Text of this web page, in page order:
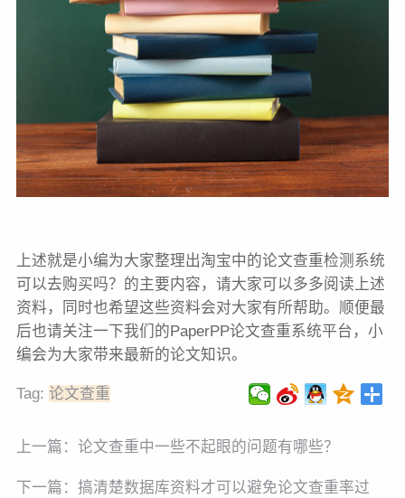
上述就是小编为大家整理出淘宝中的论文查重检测系统
可以去购买吗？的主要内容，请大家可以多多阅读上述
资料，同时也希望这些资料会对大家有所帮助。顺便最
后也请关注一下我们的PaperPP论文查重系统平台，小
编会为大家带来最新的论文知识。
Tag: 论文查重
上一篇： 论文查重中一些不起眼的问题有哪些？
下一篇： 搞清楚数据库资料才可以避免论文查重率过